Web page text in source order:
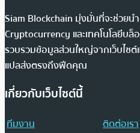
Siam Blockchain มุ่งมั่นที่จะช่วยน
Cryptocurrency และเทคโนโลยีบล็
รวบรวมข้อมูลส่วนใหญ่จากเว็บไซต์
แปลส่งตรงถึงฟีดคุณ
เกี่ยวกับเว็บไซต์นี้
ทีมงาน
ติดต่อเรา